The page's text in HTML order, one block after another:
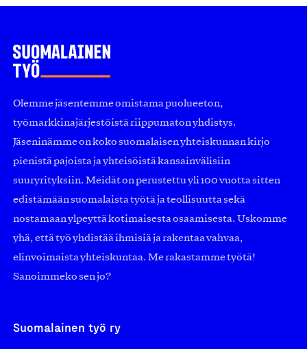
Olemme jäsentemme omistama puolueeton,
työmarkkinajärjestöistä riippumaton yhdistys.
Jäseninämme on koko suomalaisen yhteiskunnan kirjo
pienistä pajoista ja yhteisöistä kansainvälisiin
suuryrityksiin. Meidät on perustettu yli 100 vuotta sitten
edistämään suomalaista työtä ja teollisuutta sekä
nostamaan ylpeyttä kotimaisesta osaamisesta. Uskomme
yhä, että työ yhdistää ihmisiä ja rakentaa vahvaa,
elinvoimaista yhteiskuntaa. Me rakastamme työtä!
Sanoimmeko sen jo?
Suomalainen työ ry